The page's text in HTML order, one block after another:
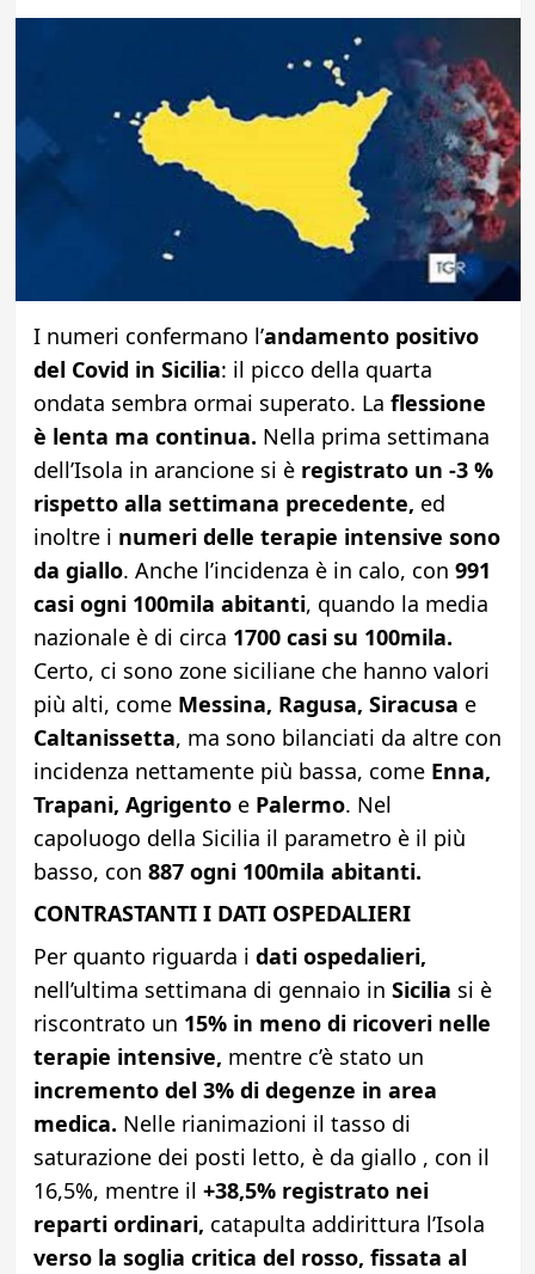
I numeri confermano l’andamento positivo
del Covid in Sicilia: il picco della quarta
ondata sembra ormai superato. La flessione
è lenta ma continua. Nella prima settimana
dell’Isola in arancione si è registrato un -3 %
rispetto alla settimana precedente, ed
inoltre i numeri delle terapie intensive sono
da giallo. Anche l’incidenza è in calo, con 991
casi ogni 100mila abitanti, quando la media
nazionale è di circa 1700 casi su 100mila.
Certo, ci sono zone siciliane che hanno valori
più alti, come Messina, Ragusa, Siracusa e
Caltanissetta, ma sono bilanciati da altre con
incidenza nettamente più bassa, come Enna,
Trapani, Agrigentoe Palermo. Nel
capoluogo della Sicilia il parametro è il più
basso, con 887 ogni 100mila abitanti.
CONTRASTANTI I DATI OSPEDALIERI
Per quanto riguarda i dati ospedalieri,
nell’ultima settimana di gennaio in Sicilia si è
riscontrato un 15% in meno di ricoveri nelle
terapie intensive, mentre c’è stato un
incremento del 3% di degenze in area
medica. Nelle rianimazioni il tasso di
saturazione dei posti letto, è da giallo , con il
16,5%, mentre il +38,5% registrato nei
reparti ordinari, catapulta addirittura l’Isola
verso la soglia critica del rosso, fissata al